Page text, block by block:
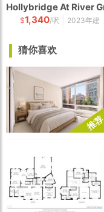
$1,340/呎 2023年建
猜你喜欢
推荐